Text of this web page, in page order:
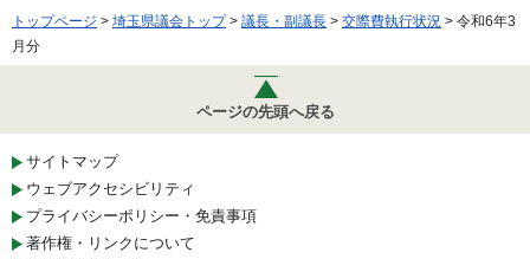
トップページ > 埼玉県議会トップ> 議長・副議長 > 交際費執行状況 > 令和6年3
月分
ページの先頭へ戻る
サイトマップ
ウェブアクセシビリティ
プライバシーポリシー・免責事項
著作権・リンクについて